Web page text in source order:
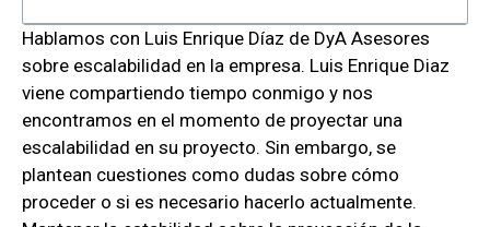
Hablamos con Luis Enrique Díaz de DyA Asesores
sobre escalabilidad en la empresa. Luis Enrique Diaz
viene compartiendo tiempo conmigo y nos
encontramos en el momento de proyectar una
escalabilidad en su proyecto. Sin embargo, se
plantean cuestiones como dudas sobre cómo
proceder o si es necesario hacerlo actualmente.